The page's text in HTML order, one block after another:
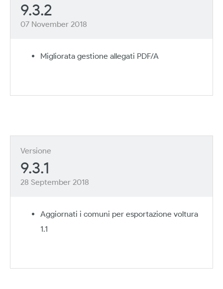
9.3.2
07 November 2018
Migliorata gestione allegati PDF/A
Versione
9.3.1
28 September 2018
Aggiornati i comuni per esportazione voltura
1.1